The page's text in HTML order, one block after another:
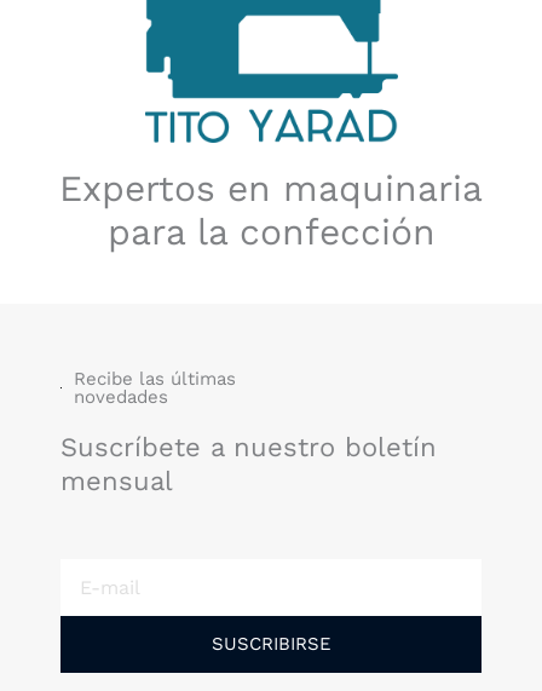
Expertos en maquinaria
para la confección
Recibe las últimas
novedades
Suscríbete a nuestro boletín
mensual
mail
SUSCRIBIRSE